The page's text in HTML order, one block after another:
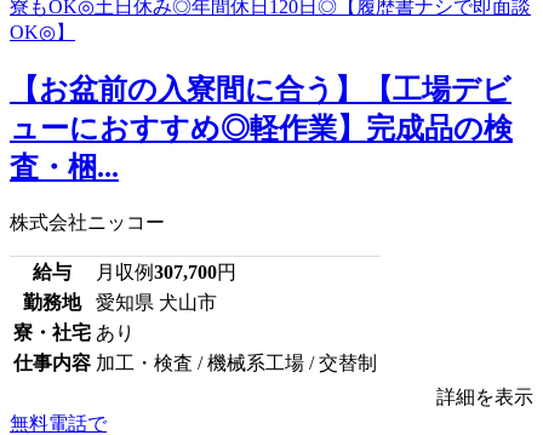
【お盆前の入寮間に合う】【工場デビ
ューにおすすめ◎軽作業】完成品の検
査・梱...
株式会社ニッコー
給与 月収例307,700円
勤務地
愛知県 犬山市
寮・社宅 あり
仕事内容 加工・検査 / 機械系工場 / 交替制
詳細を表示
無料電話で